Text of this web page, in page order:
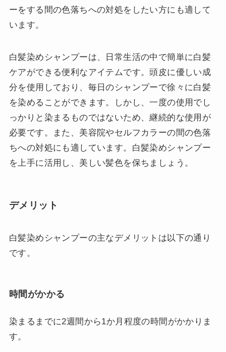
ーをする間の色落ちへの対処をしたい方にも適して
います。
白髪染めシャンプーは、日常生活の中で簡単に白髪
ケアができる便利なアイテムです。頭皮に優しい成
分を使用しており、毎日のシャンプーで徐々に白髪
を染めることができます。しかし、一度の使用でし
っかりと染まるものではないため、継続的な使用が
必要です。また、美容院やセルフカラーの間の色落
ちへの対処にも適しています。白髪染めシャンプー
を上手に活用し、美しい髪色を保ちましょう。
デメリット
白髪染めシャンプーの主なデメリットは以下の通り
です。
時間がかかる
染まるまでに2週間から1か月程度の時間がかかりま
す。